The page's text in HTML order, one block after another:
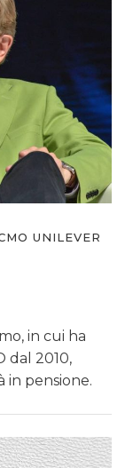
UNILEVER
in cui ha
dal 2010,
in pensione.